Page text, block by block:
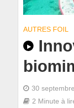
AUTRES FOIL
30
2 Minute à